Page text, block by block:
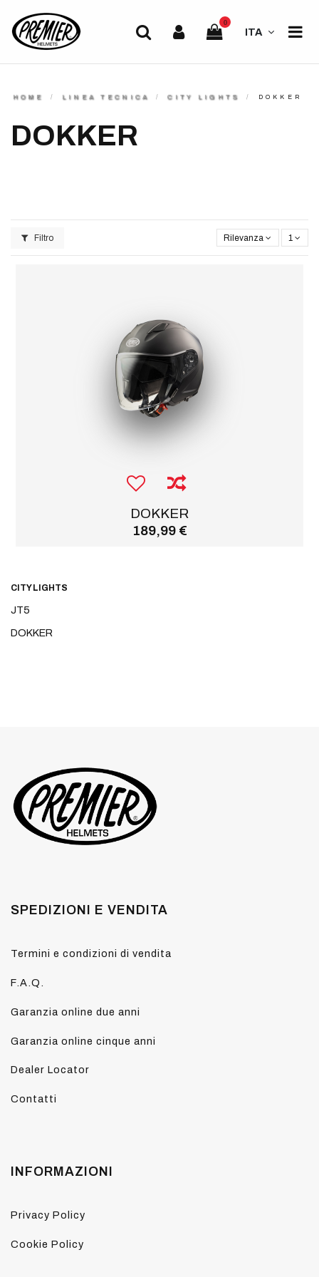
0
ITA
HOME LINEA TECNICA CITY LIGHTS DOKKER
DOKKER
Filtro Rilevanza 1
DOKKER
189,99 €
CITY LIGHTS
JT5
DOKKER
SPEDIZIONI E VENDITA
Termini e condizioni di vendita
F.A.Q.
Garanzia online due anni
Garanzia online cinque anni
Dealer Locator
Contatti
INFORMAZIONI
Privacy Policy
Cookie Policy